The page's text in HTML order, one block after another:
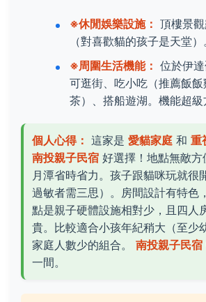
※休閒娛樂設施： 頂樓景
（對喜歡貓的孩子是天堂）
※周圍生活機能： 位於伊
可逛街、吃小吃（推薦飯
茶）、搭船遊湖。機能超級
個人心得： 這家是 愛貓家庭 和 重
南投親子民宿 好選擇！地點無敵方
月潭省時省力。孩子跟貓咪玩就很
過敏者需三思）。房間設計有特色
點是親子硬體設施相對少，且四人
貴。比較適合小孩年紀稍大（至少
家庭人數少的組合。 南投親子民宿
一間。